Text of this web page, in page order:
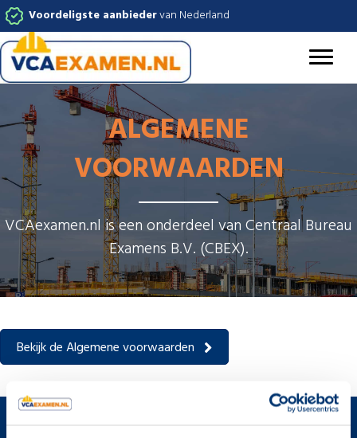
Voordeligste aanbiedervan Nederland
ALGEMENE
VOORWAARDEN
VCAexamen.nl is een onderdeel van Centraal Bureau
Examens B.V. (CBEX).
Bekijk de Algemene voorwaarden